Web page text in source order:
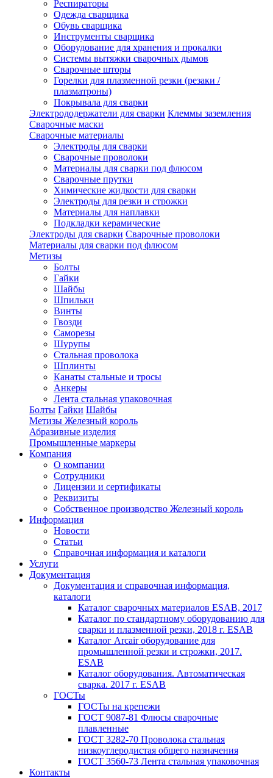
Респираторы
Одежда сварщика
Обувь сварщика
Инструменты сварщика
Оборудование для хранения и прокалки
Системы вытяжки сварочных дымов
Сварочные шторы
Горелки для плазменной резки (резаки /
плазматроны)
Покрывала для сварки
Электрододержатели для сварки Клеммы заземления
Сварочные маски
Сварочные материалы
Электроды для сварки
Сварочные проволоки
Материалы для сварки под флюсом
Сварочные прутки
Химические жидкости для сварки
Электроды для резки и строжки
Материалы для наплавки
Подкладки керамические
Электроды для сварки Сварочные проволоки
Материалы для сварки под флюсом
Метизы
Болты
Гайки
Шайбы
Шпильки
Винты
Гвозди
Саморезы
Шурупы
Стальная проволока
Шплинты
Канаты стальные и тросы
Анкеры
Лента стальная упаковочная
Болты Гайки Шайбы
Метизы Железный король
Абразивные изделия
Промышленные маркеры
Компания
О компании
Сотрудники
Лицензии и сертификаты
Реквизиты
Собственное производство Железный король
Информация
Новости
Статьи
Справочная информация и каталоги
Услуги
Документация
Документация и справочная информация,
каталоги
Каталог сварочных материалов ESAB, 2017
Каталог по стандартному оборудованию для
сварки и плазменной резки, 2018 г. ESAB
Каталог Arcair оборудование для
промышленной резки и строжки, 2017.
ESAB
Каталог оборудования. Автоматическая
сварка. 2017 г. ESAB
ГОСТы
ГОСТы на крепежи
ГОСТ 9087-81 Флюсы сварочные
плавленные
ГОСТ 3282-70 Проволока стальная
низкоуглеродистая общего назначения
ГОСТ 3560-73 Лента стальная упаковочная
Контакты